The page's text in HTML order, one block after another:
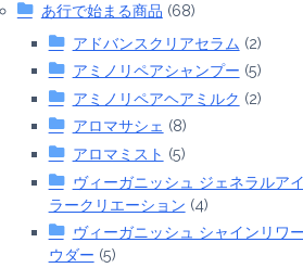
あ行で始まる商品 (68)
アドバンスクリアセラム (2)
アミノリペアシャンプー (5)
アミノリペアヘアミルク (2)
アロマサシェ (8)
アロマミスト (5)
ヴィーガニッシュ ジェネラルア
ラークリエーション (4)
ヴィーガニッシュ シャインリワ
ウダー (5)